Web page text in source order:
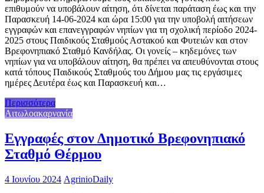
επιθυμούν να υποβάλουν αίτηση, ότι δίνεται παράταση έως και την
Παρασκευή 14-06-2024 και ώρα 15:00 για την υποβολή αιτήσεων
εγγραφών και επανεγγραφών νηπίων για τη σχολική περίοδο 2024-
2025 στους Παιδικούς Σταθμούς Αστακού και Φυτειών και στον
Βρεφονηπιακό Σταθμό Κανδήλας. Οι γονείς – κηδεμόνες των
νηπίων για να υποβάλουν αίτηση, θα πρέπει να απευθύνονται στους
κατά τόπους Παιδικούς Σταθμούς του Δήμου μας τις εργάσιμες
ημέρες Δευτέρα έως και Παρασκευή και…
Περισσότερα
Αιτωλοακαρνανία
Εγγραφές στον Δημοτικό Βρεφονηπιακό
Σταθμό Θέρμου
4 Ιουνίου 2024 AgrinioDaily